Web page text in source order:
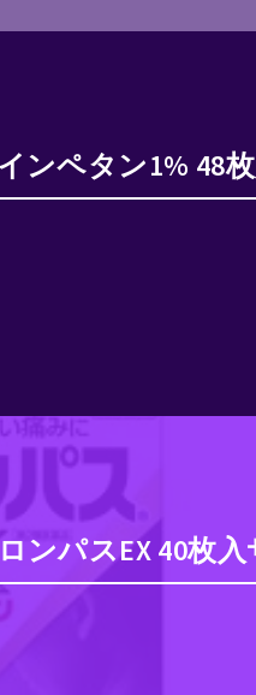
インペタン1%
ロンパスEX 40